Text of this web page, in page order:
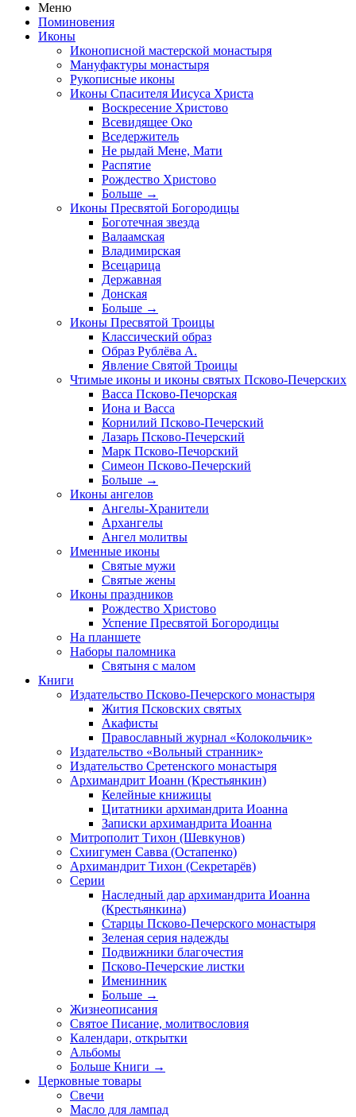
Меню
Поминовения
Иконы
Иконописной мастерской монастыря
Мануфактуры монастыря
Рукописные иконы
Иконы Спасителя Иисуса Христа
Воскресение Христово
Всевидящее Око
Вседержитель
Не рыдай Мене, Мати
Распятие
Рождество Христово
Больше →
Иконы Пресвятой Богородицы
Боготечная звезда
Валаамская
Владимирская
Всецарица
Державная
Донская
Больше →
Иконы Пресвятой Троицы
Классический образ
Образ Рублёва А.
Явление Святой Троицы
Чтимые иконы и иконы святых Псково-Печерских
Васса Псково-Печорская
Иона и Васса
Корнилий Псково-Печерский
Лазарь Псково-Печерский
Марк Псково-Печорский
Симеон Псково-Печерский
Больше →
Иконы ангелов
Ангелы-Хранители
Архангелы
Ангел молитвы
Именные иконы
Святые мужи
Святые жены
Иконы праздников
Рождество Христово
Успение Пресвятой Богородицы
На планшете
Наборы паломника
Святыня с малом
Книги
Издательство Псково-Печерского монастыря
Жития Псковских святых
Акафисты
Православный журнал «Колокольчик»
Издательство «Вольный странник»
Издательство Сретенского монастыря
Архимандрит Иоанн (Крестьянкин)
Келейные книжицы
Цитатники архимандрита Иоанна
Записки архимандрита Иоанна
Митрополит Тихон (Шевкунов)
Схиигумен Савва (Остапенко)
Архимандрит Тихон (Секретарёв)
Серии
Наследный дар архимандрита Иоанна
(Крестьянкина)
Старцы Псково-Печерского монастыря
Зеленая серия надежды
Подвижники благочестия
Псково-Печерские листки
Именинник
Больше →
Жизнеописания
Святое Писание, молитвословия
Календари, открытки
Альбомы
Больше Книги →
Церковные товары
Свечи
Масло для лампад